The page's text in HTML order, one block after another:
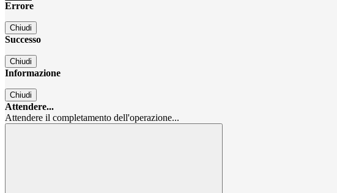
Errore
Chiudi
Successo
Chiudi
Informazione
Chiudi
Attendere...
Attendere il completamento dell'operazione...